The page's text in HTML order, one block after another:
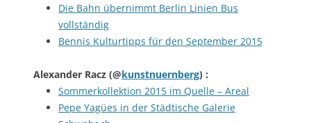
Die Bahn übernimmt Berlin Linien Bus
vollständig
Bennis Kulturtipps für den September 2015
Alexander Racz (@kunstnuernberg) :
Sommerkollektion 2015 im Quelle – Areal
Pepe Yagües in der Städtische Galerie